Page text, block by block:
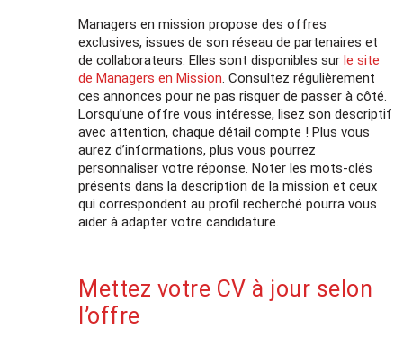
Managers en mission propose des offres
exclusives, issues de son réseau de partenaires et
de collaborateurs. Elles sont disponibles surle site
de Managers en Mission. Consultez régulièrement
ces annonces pour ne pas risquer de passer à côté.
Lorsqu’une offre vous intéresse, lisez son descriptif
avec attention, chaque détail compte ! Plus vous
aurez d’informations, plus vous pourrez
personnaliser votre réponse. Noter les mots-clés
présents dans la description de la mission et ceux
qui correspondent au profil recherché pourra vous
aider à adapter votre candidature.
Mettez votre CV à jour selon
l’offre